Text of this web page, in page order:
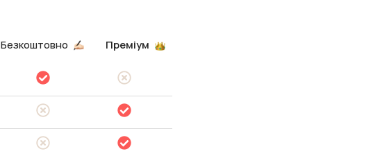
Безкоштовно Преміум